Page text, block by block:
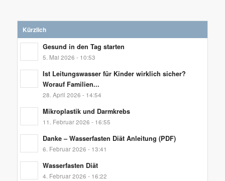
Kürzlich
Gesund in den Tag starten
5. Mai 2026 - 10:53
Ist Leitungswasser für Kinder wirklich sicher?
Worauf Familien...
28. April 2026 - 14:54
Mikroplastik und Darmkrebs
11. Februar 2026 - 16:55
Danke – Wasserfasten Diät Anleitung (PDF)
6. Februar 2026 - 13:41
Wasserfasten Diät
4. Februar 2026 - 16:22